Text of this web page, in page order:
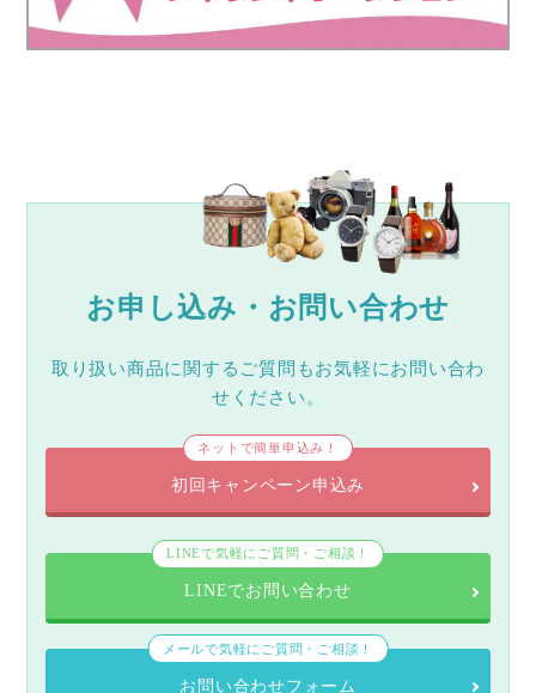
お申し込み・お問い合わせ
取り扱い商品に関するご質問もお気軽にお問い合わ
せください。
ネットで簡単申込み！
初回キャンペーン申込み
LINEで気軽にご質問・ご相談！
LINEでお問い合わせ
メールで気軽にご質問・ご相談！
お問い合わせフォーム